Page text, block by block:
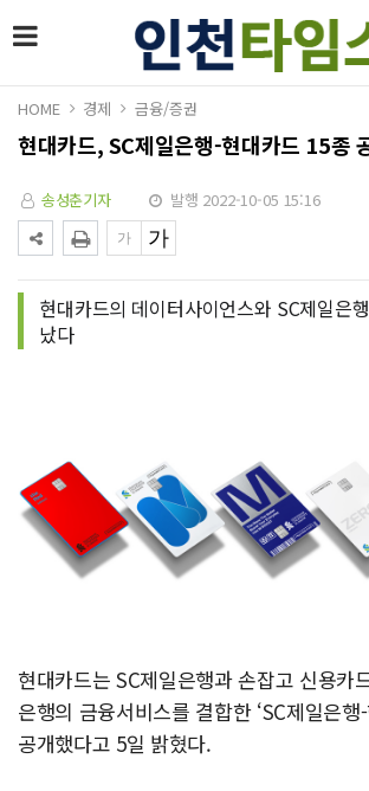
HOME 경제 금융/증권
현대카드, SC제일은행-현대카드 15종
송성춘기자 발행 2022-10-05 15:16
현대카드의 데이터사이언스와 SC제일은
났다
현대카드는 SC제일은행과 손잡고 신용카
은행의 금융서비스를 결합한 ‘SC제일은행
공개했다고 5일 밝혔다.